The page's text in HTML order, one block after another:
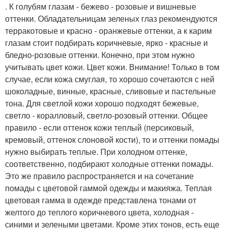
. К голубям глазам - бежево - розовые и вишневые
оттенки. Обладательницам зеленых глаз рекомендуются
терракотовые и красно - оранжевые оттенки, а к карим
глазам стоит подбирать коричневые, ярко - красные и
бледно-розовые оттенки. Конечно, при этом нужно
учитывать цвет кожи. Цвет кожи. Внимание! Только в том
случае, если кожа смуглая, то хорошо сочетаются с ней
шоколадные, винные, красные, сливовые и пастельные
тона. Для светлой кожи хорошо подходят бежевые,
светло - коралловый, светло-розовый оттенки. Общее
правило - если оттенок кожи теплый (персиковый,
кремовый, оттенок слоновой кости), то и оттенки помады
нужно выбирать теплые. При холодном оттенке,
соответственно, подбирают холодные оттенки помады.
Это же правило распространяется и на сочетание
помады с цветовой гаммой одежды и макияжа. Теплая
цветовая гамма в одежде представлена тонами от
желтого до теплого коричневого цвета, холодная -
синими и зелеными цветами. Кроме этих тонов, есть еще